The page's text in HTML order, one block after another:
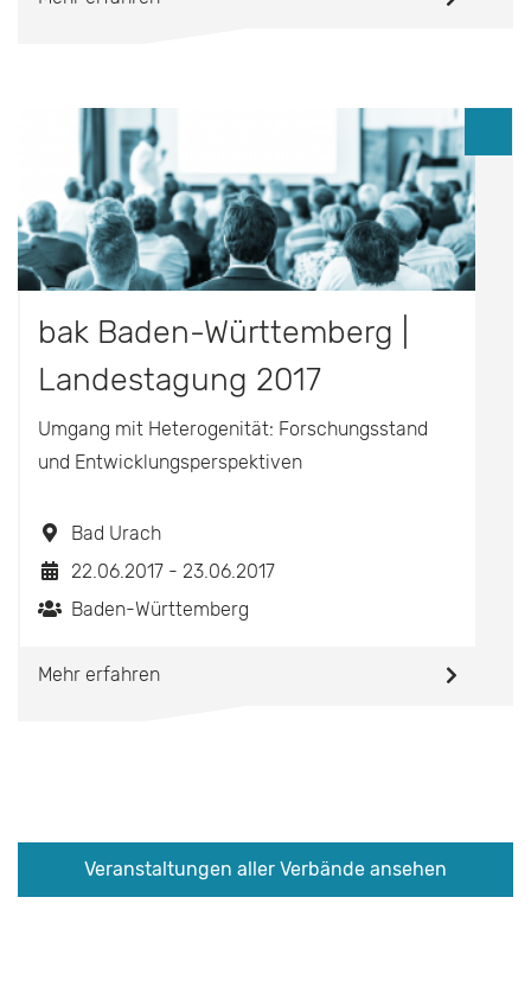
bak Baden-Württemberg |
Landestagung 2017
Umgang mit Heterogenität: Forschungsstand
und Entwicklungsperspektiven
Bad Urach
22.06.2017 - 23.06.2017
Baden-Württemberg
Mehr erfahren
Veranstaltungen aller Verbände ansehen